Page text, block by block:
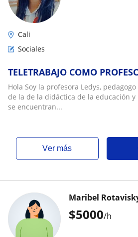
Cali
Sociales
TELETRABAJO COMO
Hola Soy la profesora Ledys,
de la de la didáctica de la educación
se encuentran...
ver más
$5000/h
Maribel